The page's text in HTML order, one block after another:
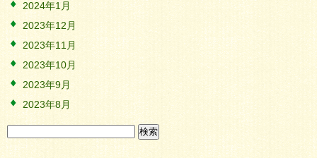
2024年1月
2023年12月
2023年11月
2023年10月
2023年9月
2023年8月
検
索: